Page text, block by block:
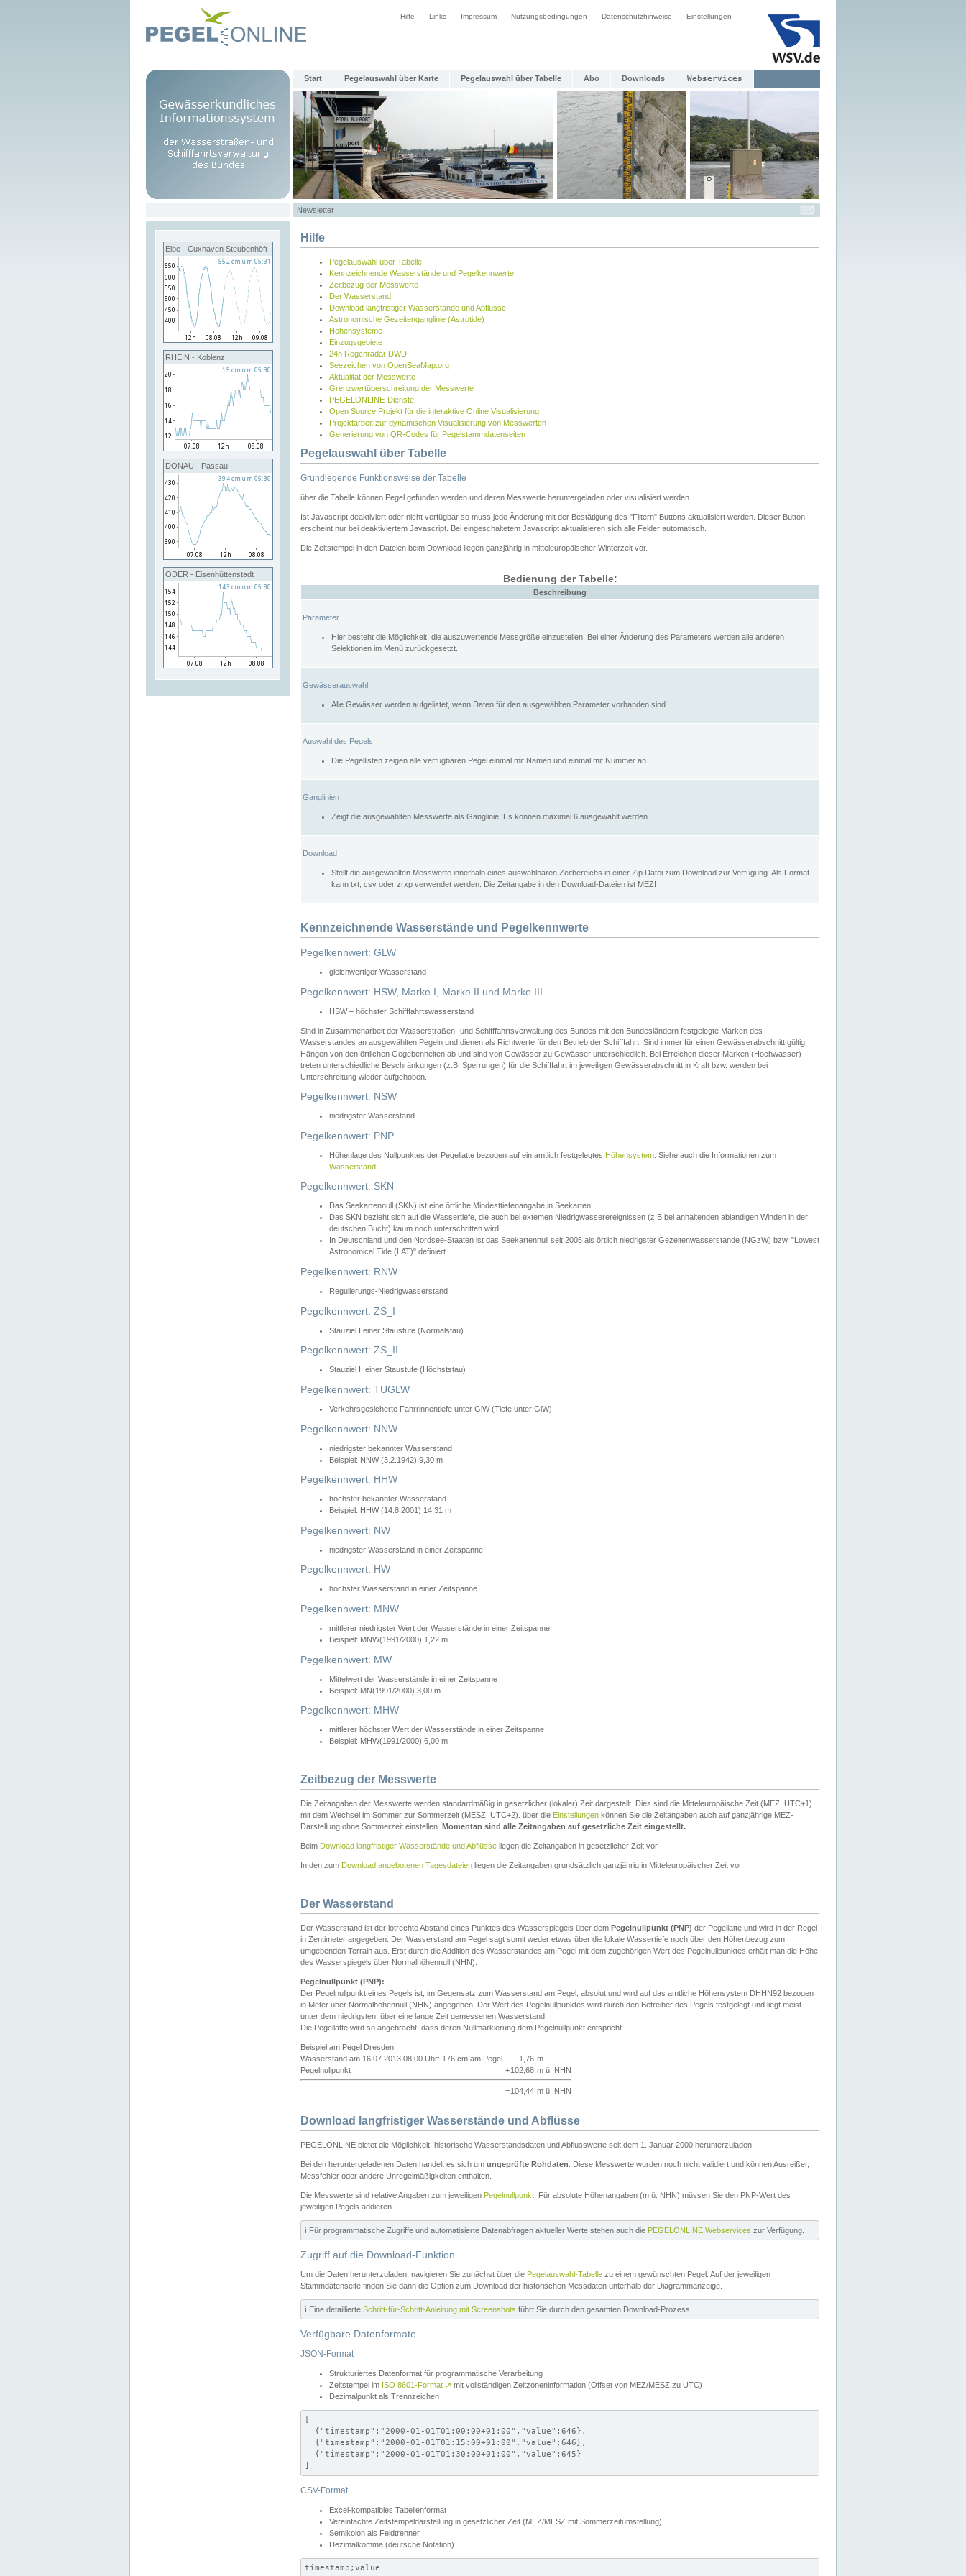
Hilfe Links Impressum Nutzungsbedingungen Datenschutzhinweise Einstellungen
Start Pegelauswahl über Karte Pegelauswahl über Tabelle Abo Downloads Webservices
Newsletter
Elbe - Cuxhaven Steubenhöft
RHEIN - Koblenz
DONAU - Passau
ODER - Eisenhüttenstadt
Hilfe
Pegelauswahl über Tabelle
Kennzeichnende Wasserstände und Pegelkennwerte
Zeitbezug der Messwerte
Der Wasserstand
Download langfristiger Wasserstände und Abflüsse
Astronomische Gezeitenganglinie (Astrotide)
Höhensysteme
Einzugsgebiete
24h Regenradar DWD
Seezeichen von OpenSeaMap.org
Aktualität der Messwerte
Grenzwertüberschreitung der Messwerte
PEGELONLINE-Dienste
Open Source Projekt für die interaktive Online Visualisierung
Projektarbeit zur dynamischen Visualisierung von Messwerten
Generierung von QR-Codes für Pegelstammdatenseiten
Pegelauswahl über Tabelle
Grundlegende Funktionsweise der Tabelle
über die Tabelle können Pegel gefunden werden und deren Messwerte heruntergeladen oder visualisiert werden.
Ist Javascript deaktiviert oder nicht verfügbar so muss jede Änderung mit der Bestätigung des "Filtern" Buttons aktualisiert werden. Dieser Button
erscheint nur bei deaktiviertem Javascript. Bei eingeschaltetem Javascript aktualisieren sich alle Felder automatisch.
Die Zeitstempel in den Dateien beim Download liegen ganzjährig in mitteleuropäischer Winterzeit vor.
Bedienung der Tabelle:
Beschreibung
Parameter
Hier besteht die Möglichkeit, die auszuwertende Messgröße einzustellen. Bei einer Änderung des Parameters werden alle anderen
Selektionen im Menü zurückgesetzt.
Gewässerauswahl
Alle Gewässer werden aufgelistet, wenn Daten für den ausgewählten Parameter vorhanden sind.
Auswahl des Pegels
Die Pegellisten zeigen alle verfügbaren Pegel einmal mit Namen und einmal mit Nummer an.
Ganglinien
Zeigt die ausgewählten Messwerte als Ganglinie. Es können maximal 6 ausgewählt werden.
Download
Stellt die ausgewählten Messwerte innerhalb eines auswählbaren Zeitbereichs in einer Zip Datei zum Download zur Verfügung. Als Format
kann txt, csv oder zrxp verwendet werden. Die Zeitangabe in den Download-Dateien ist MEZ!
Kennzeichnende Wasserstände und Pegelkennwerte
Pegelkennwert: GLW
gleichwertiger Wasserstand
Pegelkennwert: HSW, Marke I, Marke II und Marke III
HSW – höchster Schifffahrtswasserstand
Sind in Zusammenarbeit der Wasserstraßen- und Schifffahrtsverwaltung des Bundes mit den Bundesländern festgelegte Marken des
Wasserstandes an ausgewählten Pegeln und dienen als Richtwerte für den Betrieb der Schifffahrt. Sind immer für einen Gewässerabschnitt gültig.
Hängen von den örtlichen Gegebenheiten ab und sind von Gewässer zu Gewässer unterschiedlich. Bei Erreichen dieser Marken (Hochwasser)
treten unterschiedliche Beschränkungen (z.B. Sperrungen) für die Schifffahrt im jeweiligen Gewässerabschnitt in Kraft bzw. werden bei
Unterschreitung wieder aufgehoben.
Pegelkennwert: NSW
niedrigster Wasserstand
Pegelkennwert: PNP
Höhenlage des Nullpunktes der Pegellatte bezogen auf ein amtlich festgelegtes Höhensystem . Siehe auch die Informationen zum
Wasserstand
Pegelkennwert: SKN
Das Seekartennull (SKN) ist eine örtliche Mindesttiefenangabe in Seekarten.
Das SKN bezieht sich auf die Wassertiefe, die auch bei extemen Niedrigwasserereignissen (z.B bei anhaltenden ablandigen Winden in der
deutschen Bucht) kaum noch unterschritten wird.
In Deutschland und den Nordsee-Staaten ist das Seekartennull seit 2005 als örtlich niedrigster Gezeitenwasserstande (NGzW) bzw. "Lowest
Astronomical Tide (LAT)" definiert.
Pegelkennwert: RNW
Regulierungs-Niedrigwasserstand
Pegelkennwert: ZS_I
Stauziel I einer Staustufe (Normalstau)
Pegelkennwert: ZS_II
Stauziel II einer Staustufe (Höchststau)
Pegelkennwert: TUGLW
Verkehrsgesicherte Fahrrinnentiefe unter GlW (Tiefe unter GlW)
Pegelkennwert: NNW
niedrigster bekannter Wasserstand
Beispiel: NNW (3.2.1942) 9,30 m
Pegelkennwert: HHW
höchster bekannter Wasserstand
Beispiel: HHW (14.8.2001) 14,31 m
Pegelkennwert: NW
niedrigster Wasserstand in einer Zeitspanne
Pegelkennwert: HW
höchster Wasserstand in einer Zeitspanne
Pegelkennwert: MNW
mittlerer niedrigster Wert der Wasserstände in einer Zeitspanne
Beispiel: MNW(1991/2000) 1,22 m
Pegelkennwert: MW
Mittelwert der Wasserstände in einer Zeitspanne
Beispiel: MN(1991/2000) 3,00 m
Pegelkennwert: MHW
mittlerer höchster Wert der Wasserstände in einer Zeitspanne
Beispiel: MHW(1991/2000) 6,00 m
Zeitbezug der Messwerte
Die Zeitangaben der Messwerte werden standardmäßig in gesetzlicher (lokaler) Zeit dargestellt. Dies sind die Mitteleuropäische Zeit (MEZ, UTC+1)
mit dem Wechsel im Sommer zur Sommerzeit (MESZ, UTC+2). über die Einstellungen können Sie die Zeitangaben auch auf ganzjährige MEZ-
Darstellung ohne Sommerzeit einstellen. Momentan sind alle Zeitangaben auf gesetzliche Zeit eingestellt.
Beim Download langfristiger Wasserstände und Abflüsse liegen die Zeitangaben in gesetzlicher Zeit vor.
In den zum Download angebotenen Tagesdateien liegen die Zeitangaben grundsätzlich ganzjährig in Mitteleuropäischer Zeit vor.
Der Wasserstand
Der Wasserstand ist der lotrechte Abstand eines Punktes des Wasserspiegels über dem Pegelnullpunkt (PNP) der Pegellatte und wird in der Regel
in Zentimeter angegeben. Der Wasserstand am Pegel sagt somit weder etwas über die lokale Wassertiefe noch über den Höhenbezug zum
umgebenden Terrain aus. Erst durch die Addition des Wasserstandes am Pegel mit dem zugehörigen Wert des Pegelnullpunktes erhält man die Höhe
des Wasserspiegels über Normalhöhennull (NHN).
Pegelnullpunkt (PNP):
Der Pegelnullpunkt eines Pegels ist, im Gegensatz zum Wasserstand am Pegel, absolut und wird auf das amtliche Höhensystem DHHN92 bezogen
in Meter über Normalhöhennull (NHN) angegeben. Der Wert des Pegelnullpunktes wird durch den Betreiber des Pegels festgelegt und liegt meist
unter dem niedrigsten, über eine lange Zeit gemessenen Wasserstand.
Die Pegellatte wird so angebracht, dass deren Nullmarkierung dem Pegelnullpunkt entspricht.
Beispiel am Pegel Dresden:
Wasserstand am 16.07.2013 08:00 Uhr: 176 cm am Pegel
1,76 m
Pegelnullpunkt
+102,68 m ü. NHN
=104,44 m ü. NHN
Download langfristiger Wasserstände und Abflüsse
PEGELONLINE bietet die Möglichkeit, historische Wasserstandsdaten und Abflusswerte seit dem 1. Januar 2000 herunterzuladen.
Bei den heruntergeladenen Daten handelt es sich um ungeprüfte Rohdaten . Diese Messwerte wurden noch nicht validiert und können Ausreißer,
Messfehler oder andere Unregelmäßigkeiten enthalten.
Die Messwerte sind relative Angaben zum jeweiligen Pegelnullpunkt . Für absolute Höhenangaben (m ü. NHN) müssen Sie den PNP-Wert des
jeweiligen Pegels addieren.
ℹ️ Für programmatische Zugriffe und automatisierte Datenabfragen aktueller Werte stehen auch die PEGELONLINE Webservices zur Verfügung.
Zugriff auf die Download-Funktion
Um die Daten herunterzuladen, navigieren Sie zunächst über die Pegelauswahl-Tabelle zu einem gewünschten Pegel. Auf der jeweiligen
Stammdatenseite finden Sie dann die Option zum Download der historischen Messdaten unterhalb der Diagrammanzeige.
ℹ️ Eine detaillierte Schritt-für-Schritt-Anleitung mit Screenshots führt Sie durch den gesamten Download-Prozess.
Verfügbare Datenformate
JSON-Format
Strukturiertes Datenformat für programmatische Verarbeitung
Zeitstempel im ISO 8601-Format ↗ mit vollständigen Zeitzoneninformation (Offset von MEZ/MESZ zu UTC)
Dezimalpunkt als Trennzeichen
[
  {"timestamp":"2000-01-01T01:00:00+01:00","value":646},
  {"timestamp":"2000-01-01T01:15:00+01:00","value":646},
  {"timestamp":"2000-01-01T01:30:00+01:00","value":645}
]
CSV-Format
Excel-kompatibles Tabellenformat
Vereinfachte Zeitstempeldarstellung in gesetzlicher Zeit (MEZ/MESZ mit Sommerzeitumstellung)
Semikolon als Feldtrenner
Dezimalkomma (deutsche Notation)
timestamp;value